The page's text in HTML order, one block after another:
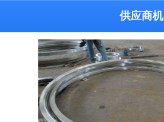
供应商机